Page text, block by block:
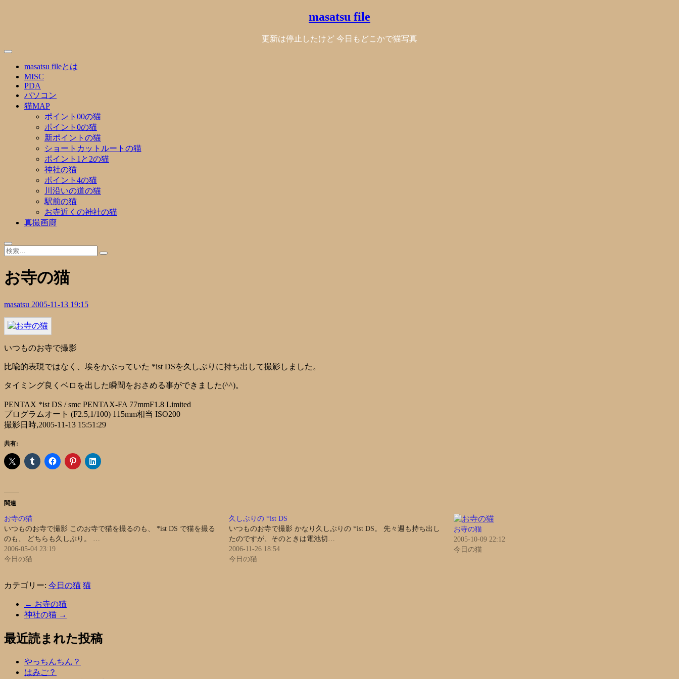
masatsu file
更新は停止したけど 今日もどこかで猫写真
masatsu fileとは
MISC
PDA
パソコン
猫MAP
ポイント00の猫
ポイント0の猫
新ポイントの猫
ショートカットルートの猫
ポイント1と2の猫
神社の猫
ポイント4の猫
川沿いの道の猫
駅前の猫
お寺近くの神社の猫
真撮画廊
お寺の猫
masatsu 2005-11-13 19:15
いつものお寺で撮影
比喩的表現ではなく、埃をかぶっていた *ist DSを久しぶりに持ち出して撮影しました。
タイミング良くベロを出した瞬間をおさめる事ができました(^^)。
PENTAX *ist DS / smc PENTAX-FA 77mmF1.8 Limited
プログラムオート (F2.5,1/100) 115mm相当 ISO200
撮影日時,2005-11-13 15:51:29
共有:
関連
お寺の猫
いつものお寺で撮影 このお寺で猫を撮るのも、 *ist DS で猫を撮る
のも、 どちらも久しぶり。 …
2006-05-04 23:19
今日の猫
久しぶりの *ist DS
いつものお寺で撮影 かなり久しぶりの *ist DS。 先々週も持ち出し
たのですが、そのときは電池切…
2006-11-26 18:54
今日の猫
お寺の猫
2005-10-09 22:12
今日の猫
カテゴリー: 今日の猫 猫
← お寺の猫
神社の猫 →
最近読まれた投稿
やっちんちん？
はみご？